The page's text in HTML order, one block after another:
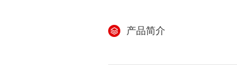
产品简介